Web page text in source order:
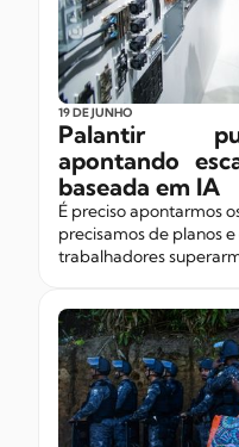
19 DE JUNHO
Palantir
apontando
baseada em IA
É preciso apontarmos
precisamos de planos
trabalhadores